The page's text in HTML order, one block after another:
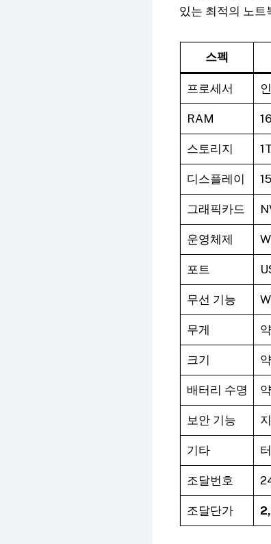
있는 최적의 노트
스펙
프로세서
RAM
스토리지
디스플레이
그래픽카드
운영체제
포트
무선 기능
무게
크기
배터리 수명
보안 기능
기타
조달번호
조달단가